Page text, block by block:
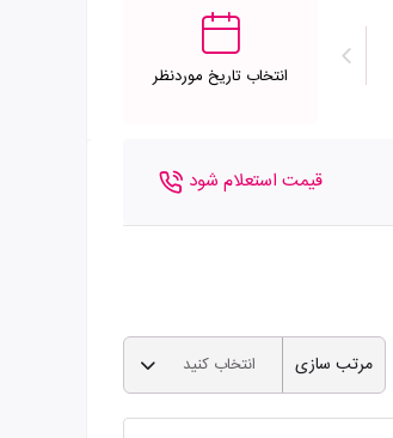
انتخاب تاریخ موردنظر
قیمت استعلام شود
مرتب سازی انتخاب کنید